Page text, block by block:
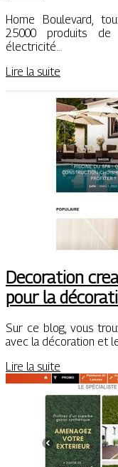
Home Boulevard,
25000 produits de
électricité…
Lire la suite
Decoration
pour la
Sur ce blog, vous
avec la décoration et
Lire la suite